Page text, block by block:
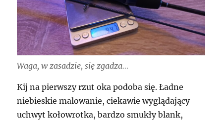
Waga, w zasadzie, się zgadza…
Kij na pierwszy rzut oka podoba się. Ładne
niebieskie malowanie, ciekawie wyglądający
uchwyt kołowrotka, bardzo smukły blank,